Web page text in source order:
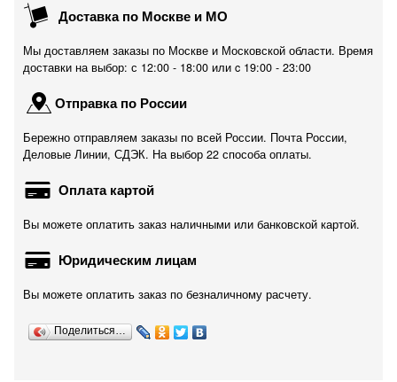
Доставка по Москве и МО
Мы доставляем заказы по Москве и Московской области. Время
доставки на выбор: с 12:00 - 18:00 или c 19:00 - 23:00
Отправка по России
Бережно отправляем заказы по всей России. Почта России,
Деловые Линии, СДЭК. На выбор 22 способа оплаты.
Оплата картой
Вы можете оплатить заказ наличными или банковской картой.
Юридическим лицам
Вы можете оплатить заказ по безналичному расчету.
Поделиться…